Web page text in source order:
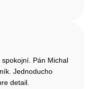
Pán Michal
Jednoducho
detail.